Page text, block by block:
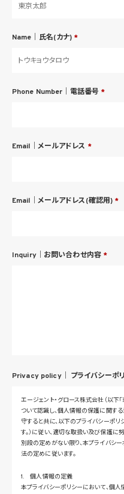
Name｜氏名(カナ) *
Phone Number｜電話番号 *
Email｜メールアドレス *
Email｜メールアドレス(確認用) *
Inquiry｜お問い合わせ内容 *
Privacy policy｜ プライバシーポ
エージェント・グロース株式会社（以下
ついて認識し、個人情報の保護に関する
守すると共に、以下のプライバシーポリ
す。）に従い、適切な取扱い及び保護に
別段の定めがない限り、本プライバシ
法の定めに従います。
1. 個人情報の定義
本プライバシーポリシーにおいて、個